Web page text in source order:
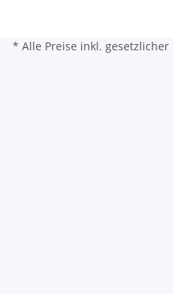
* Alle Preise inkl. gesetzlicher